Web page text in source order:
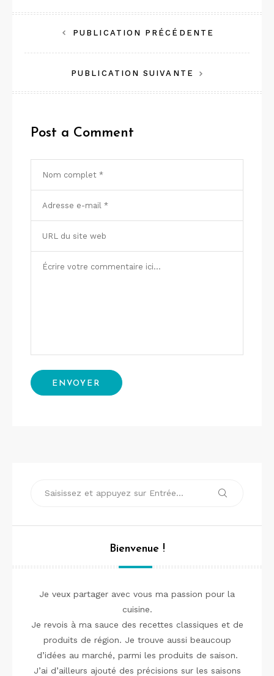
Navigation
de
l’article
PUBLICATION PRÉCÉDENTE
PUBLICATION SUIVANTE
Post a Comment
Bienvenue !
Je veux partager avec vous ma passion pour la
cuisine.
Je revois à ma sauce des recettes classiques et de
produits de région. Je trouve aussi beaucoup
d’idées au marché, parmi les produits de saison.
J’ai d’ailleurs ajouté des précisions sur les saisons